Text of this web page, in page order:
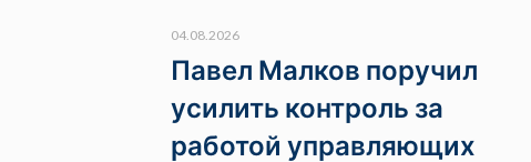
04.08.2026
Павел Малков поручил
усилить контроль за
работой управляющих